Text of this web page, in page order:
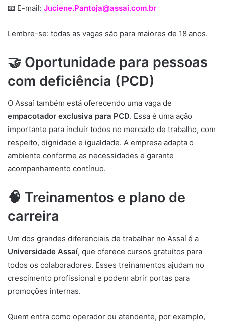
📧 E-mail: Juciene.Pantoja@assai.com.br
Lembre-se: todas as vagas são para maiores de 18 anos.
🤝 Oportunidade para pessoas
com deficiência (PCD)
O Assaí também está oferecendo uma vaga de
empacotador exclusiva para PCD. Essa é uma ação
importante para incluir todos no mercado de trabalho, com
respeito, dignidade e igualdade. A empresa adapta o
ambiente conforme as necessidades e garante
acompanhamento contínuo.
🧠 Treinamentos e plano de
carreira
Um dos grandes diferenciais de trabalhar no Assaí é a
Universidade Assaí, que oferece cursos gratuitos para
todos os colaboradores. Esses treinamentos ajudam no
crescimento profissional e podem abrir portas para
promoções internas.
Quem entra como operador ou atendente, por exemplo,